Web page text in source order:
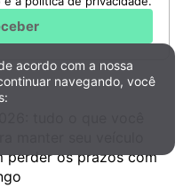
tudo o que você
manter seu veículo
perder os prazos com
acordo com a nossa
navegando, você